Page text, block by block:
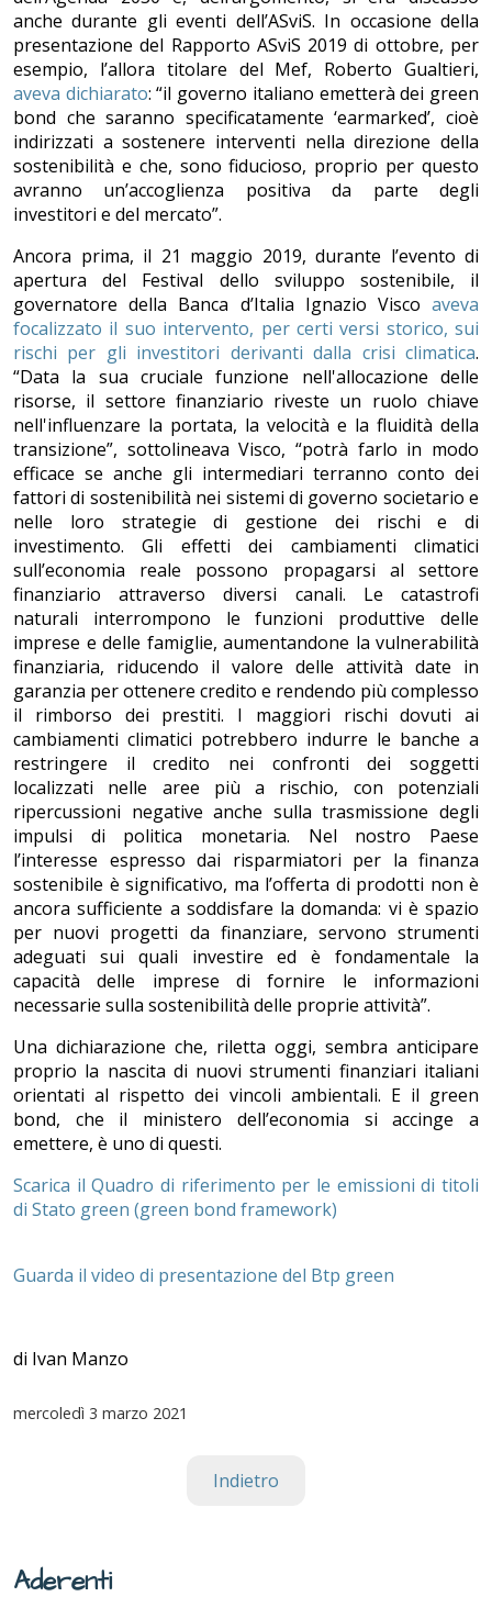
anche durante gli eventi dell’ASviS. In occasione della
presentazione del Rapporto ASviS 2019 di ottobre, per
esempio, l’allora titolare del Mef, Roberto Gualtieri,
aveva dichiarato: “il governo italiano emetterà dei green
bond che saranno specificatamente ‘earmarked’, cioè
indirizzati a sostenere interventi nella direzione della
sostenibilità e che, sono fiducioso, proprio per questo
avranno un’accoglienza positiva da parte degli
investitori e del mercato”.
Ancora prima, il 21 maggio 2019, durante l’evento di
apertura del Festival dello sviluppo sostenibile, il
governatore della Banca d’Italia Ignazio Visco aveva
focalizzato il suo intervento, per certi versi storico, sui
rischi per gli investitori derivanti dalla crisi climatica.
“Data la sua cruciale funzione nell'allocazione delle
risorse, il settore finanziario riveste un ruolo chiave
nell'influenzare la portata, la velocità e la fluidità della
transizione”, sottolineava Visco, “potrà farlo in modo
efficace se anche gli intermediari terranno conto dei
fattori di sostenibilità nei sistemi di governo societario e
nelle loro strategie di gestione dei rischi e di
investimento. Gli effetti dei cambiamenti climatici
sull’economia reale possono propagarsi al settore
finanziario attraverso diversi canali. Le catastrofi
naturali interrompono le funzioni produttive delle
imprese e delle famiglie, aumentandone la vulnerabilità
finanziaria, riducendo il valore delle attività date in
garanzia per ottenere credito e rendendo più complesso
il rimborso dei prestiti. I maggiori rischi dovuti ai
cambiamenti climatici potrebbero indurre le banche a
restringere il credito nei confronti dei soggetti
localizzati nelle aree più a rischio, con potenziali
ripercussioni negative anche sulla trasmissione degli
impulsi di politica monetaria. Nel nostro Paese
l’interesse espresso dai risparmiatori per la finanza
sostenibile è significativo, ma l’offerta di prodotti non è
ancora sufficiente a soddisfare la domanda: vi è spazio
per nuovi progetti da finanziare, servono strumenti
adeguati sui quali investire ed è fondamentale la
capacità delle imprese di fornire le informazioni
necessarie sulla sostenibilità delle proprie attività”.
Una dichiarazione che, riletta oggi, sembra anticipare
proprio la nascita di nuovi strumenti finanziari italiani
orientati al rispetto dei vincoli ambientali. E il green
bond, che il ministero dell’economia si accinge a
emettere, è uno di questi.
Scarica il Quadro di riferimento per le emissioni di titoli
di Stato green (green bond framework)
Guarda il video di presentazione del Btp green
di Ivan Manzo
mercoledì 3 marzo 2021
Indietro
Aderenti